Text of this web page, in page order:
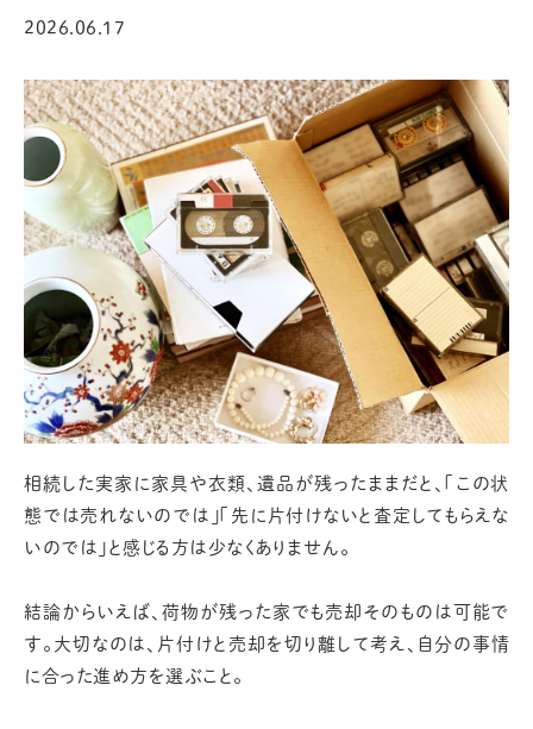
2026.06.17
相続した実家に家具や衣類、遺品が残ったままだと、「この状
態では売れないのでは」「先に片付けないと査定してもらえな
いのでは」と感じる方は少なくありません。
結論からいえば、荷物が残った家でも売却そのものは可能で
す。大切なのは、片付けと売却を切り離して考え、自分の事情
に合った進め方を選ぶこと。